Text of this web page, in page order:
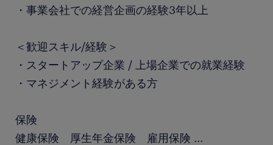
・事業会社での経営企画の経験3年以上
＜歓迎スキル/経験＞
・スタートアップ企業 / 上場企業での就業経験
・マネジメント経験がある方
保険
健康保険 厚生年金保険 雇用保険 ...